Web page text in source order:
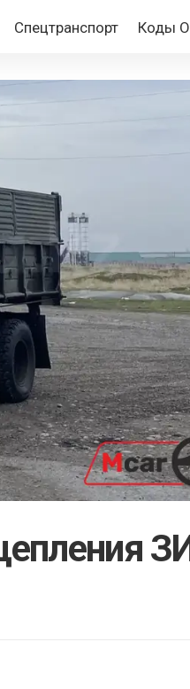
Спецтранспорт Коды